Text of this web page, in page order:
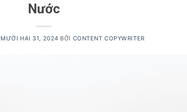
Nước
MƯỜI HAI 31, 2024 BỞI CONTENT COPYWRITER